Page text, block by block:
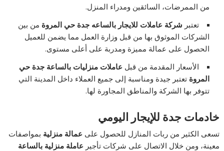
من الممرضات، السائقين ومدراء المنزل.
تعتبر شركة عاملات للايجار بالساعه جدة حي المروة من بين
الشركات الموثوق بها من قبل وزارة العمل مما يضمن للعميل
الحصول على عمالة مميزة ومدربة على أعلى مستوى.
الأسعار المقدمة من قبل عاملات منزليات بالساعة جدة حي
المروةتعتبر جيدة ومناسبة إلى جميع العملاء داخل المدينة التي
تتوفر بها الشركة والمناطق المجاورة لها.
خادمات جدة للإيجار اليومي
تسعى الكثير من ربات المنازل للحصول على عمالة منزلية بمواصفات
معينة، ومن خلال الاتصال على شركات تأجير عاملة منزلية بالساعة